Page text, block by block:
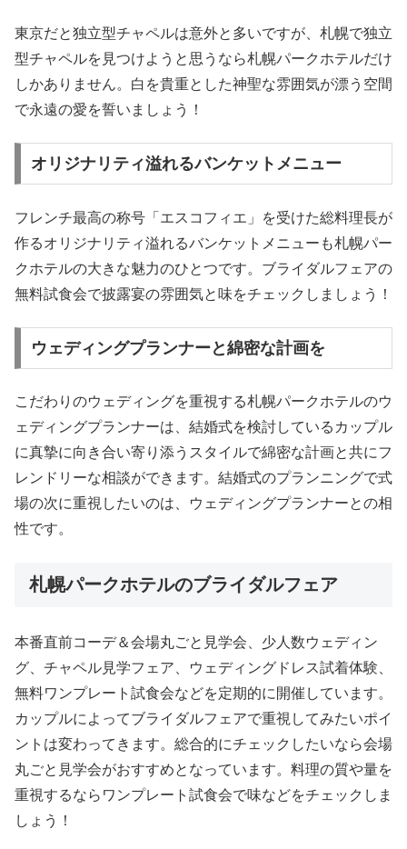
東京だと独立型チャペルは意外と多いですが、札幌で独立
型チャペルを見つけようと思うなら札幌パークホテルだけ
しかありません。白を貴重とした神聖な雰囲気が漂う空間
で永遠の愛を誓いましょう！
オリジナリティ溢れるバンケットメニュー
フレンチ最高の称号「エスコフィエ」を受けた総料理長が
作るオリジナリティ溢れるバンケットメニューも札幌パー
クホテルの大きな魅力のひとつです。ブライダルフェアの
無料試食会で披露宴の雰囲気と味をチェックしましょう！
ウェディングプランナーと綿密な計画を
こだわりのウェディングを重視する札幌パークホテルのウ
ェディングプランナーは、結婚式を検討しているカップル
に真摯に向き合い寄り添うスタイルで綿密な計画と共にフ
レンドリーな相談ができます。結婚式のプランニングで式
場の次に重視したいのは、ウェディングプランナーとの相
性です。
札幌パークホテルのブライダルフェア
本番直前コーデ＆会場丸ごと見学会、少人数ウェディン
グ、チャペル見学フェア、ウェディングドレス試着体験、
無料ワンプレート試食会などを定期的に開催しています。
カップルによってブライダルフェアで重視してみたいポイ
ントは変わってきます。総合的にチェックしたいなら会場
丸ごと見学会がおすすめとなっています。料理の質や量を
重視するならワンプレート試食会で味などをチェックしま
しょう！